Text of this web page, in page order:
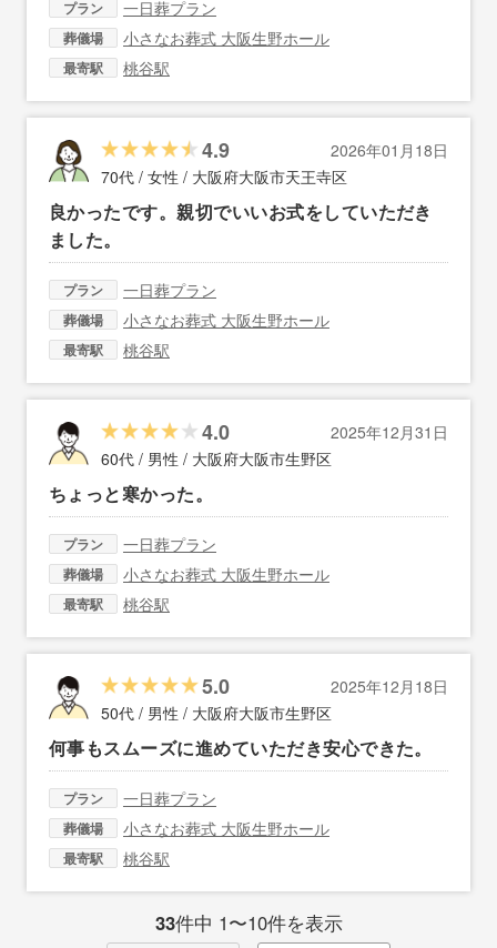
プラン 一日葬プラン
葬儀場 小さなお葬式 大阪生野ホール
最寄駅 桃谷駅
4.9
2026年01月18日
70代 / 女性 / 大阪府大阪市天王寺区
良かったです。親切でいいお式をしていただき
ました。
プラン 一日葬プラン
葬儀場 小さなお葬式 大阪生野ホール
最寄駅 桃谷駅
4.0
2025年12月31日
60代 / 男性 / 大阪府大阪市生野区
ちょっと寒かった。
プラン 一日葬プラン
葬儀場 小さなお葬式 大阪生野ホール
最寄駅 桃谷駅
5.0
2025年12月18日
50代 / 男性 / 大阪府大阪市生野区
何事もスムーズに進めていただき安心できた。
プラン 一日葬プラン
葬儀場 小さなお葬式 大阪生野ホール
最寄駅 桃谷駅
33件中 1〜10件を表示